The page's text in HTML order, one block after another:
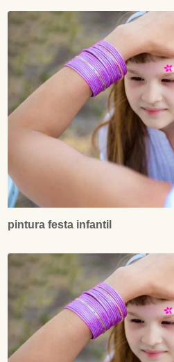
pintura festa infantil